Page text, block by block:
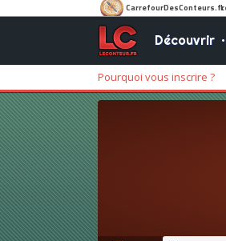
Découvrir•
Pourquoi vous inscrire ?